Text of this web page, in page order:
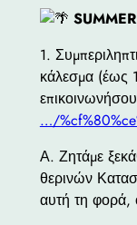
1.
κάλεσμα (έως
…/
Α. Ζητάμε
θερινών
αυτή τη φορά,